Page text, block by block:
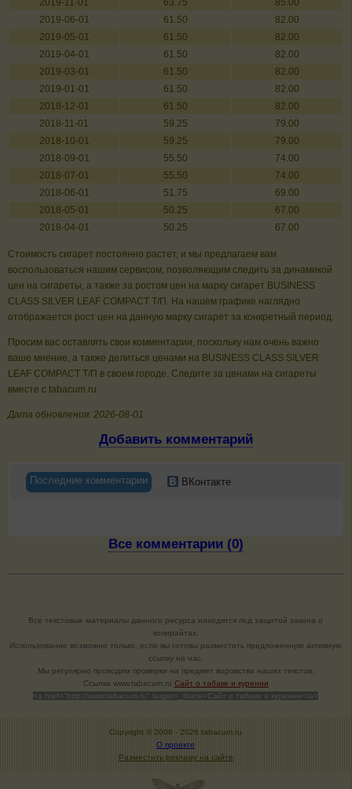
2019-11-01
63.75
85.00
2019-06-01
61.50
82.00
2019-05-01
61.50
82.00
2019-04-01
61.50
82.00
2019-03-01
61.50
82.00
2019-01-01
61.50
82.00
2018-12-01
61.50
82.00
2018-11-01
59.25
79.00
2018-10-01
59.25
79.00
2018-09-01
55.50
74.00
2018-07-01
55.50
74.00
2018-06-01
51.75
69.00
2018-05-01
50.25
67.00
2018-04-01
50.25 67.00
Стоимость сигарет постоянно растет, и мы предлагаем вам
воспользоваться нашим сервисом, позволяющим следить за динамикой
цен на сигареты, а также за ростом цен на марку сигарет BUSINESS
CLASS SILVER LEAF COMPACT Т/П. На нашем графике наглядно
отображается рост цен на данную марку сигарет за конкретный период.
Просим вас оставлять свои комментарии, поскольку нам очень важно
ваше мнение, а также делиться ценами на BUSINESS CLASS SILVER
LEAF COMPACT Т/П в своем городе. Следите за ценами на сигареты
вместе с tabacum.ru
Дата обновления: 2026-08-01
Добавить комментарий
Последние комментарии ВКонтакте
Все комментарии (0)
Все текстовые материалы данного ресурса находятся под защитой закона о
копирайтах.
Использование возможно только, если вы готовы разместить предложенную активную
ссылку на нас.
Мы регулярно проводим проверки на предмет воровства наших текстов.
Cсылка www.tabacum.ru Сайт о табаке и курении
<a href="http://www.tabacum.ru" target=_blank>Сайт о табаке и курении</a>
Copyright © 2006 - 2026 tabacum.ru
О проекте
Разместить рекламу на сайте